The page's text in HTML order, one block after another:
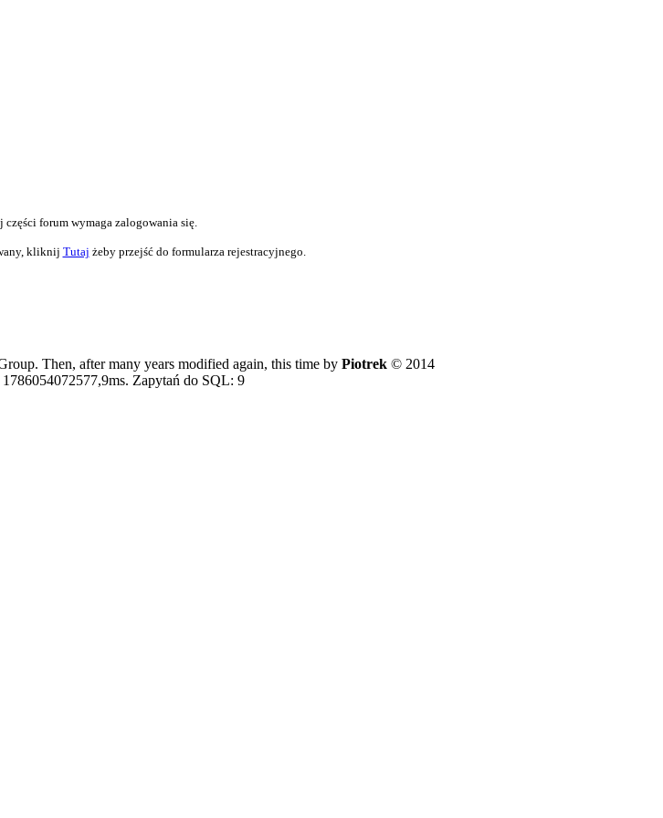
części forum wymaga zalogowania się.
kliknij Tutaj żeby przejść do formularza rejestracyjnego.
Then, after many years modified again, this time by Piotrek© 2014
Zapytań do SQL: 9